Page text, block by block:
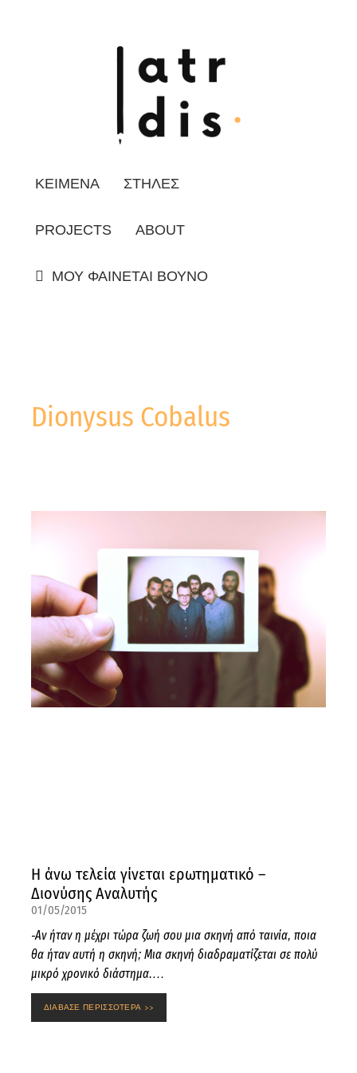
ΚΕΙΜΕΝΑ ΣΤΗΛΕΣ
PROJECTS ABOUT
ΜΟΥ ΦΑΙΝΕΤΑΙ ΒΟΥΝΟ
Dionysus Cobalus
Η άνω τελεία γίνεται ερωτηματικό –
Διονύσης Αναλυτής
01/05/2015
-Αν ήταν η μέχρι τώρα ζωή σου μια σκηνή από ταινία, ποια
θα ήταν αυτή η σκηνή; Μια σκηνή διαδραματίζεται σε πολύ
μικρό χρονικό διάστημα.…
ΔΙΑΒΑΣΕ ΠΕΡΙΣΣΟΤΕΡΑ >>